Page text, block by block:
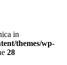
in
themes/wp-
28